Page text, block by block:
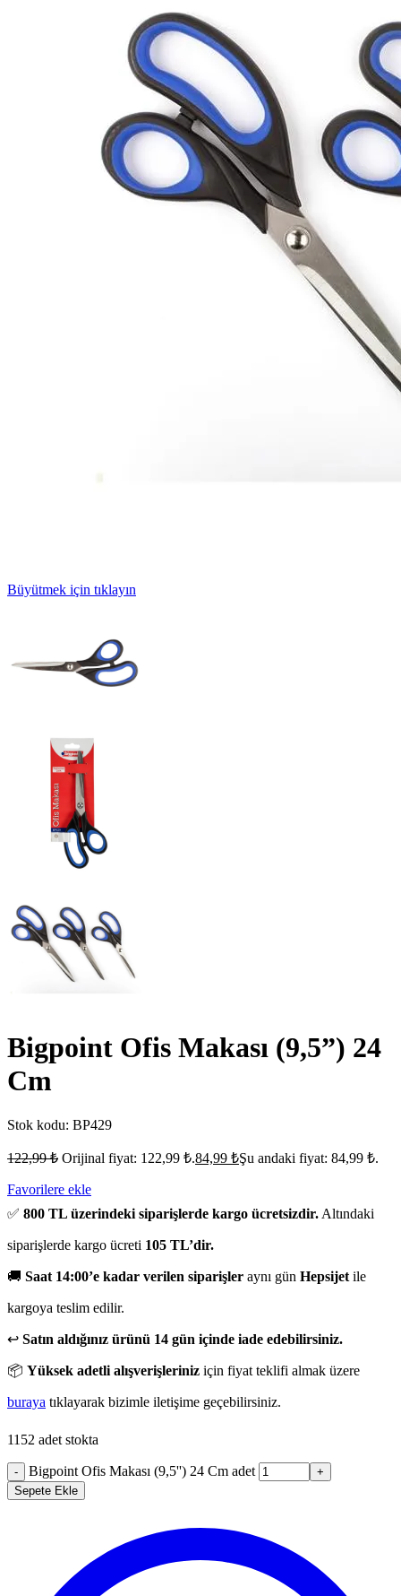
Büyütmek için tıklayın
Bigpoint Ofis Makası (9,5”) 24
Cm
Stok kodu: BP429
122,99₺ Orijinal fiyat: 122,99 ₺.84,99 ₺Şu andaki fiyat: 84,99 ₺.
Favorilere ekle
✅ 800 TL üzerindeki siparişlerde kargo ücretsizdir. Altındaki
siparişlerde kargo ücreti 105 TL’dir.
🚚 Saat 14:00’e kadar verilen siparişler aynı gün Hepsijet ile
kargoya teslim edilir.
↩️ Satın aldığınız ürünü 14 gün içinde iade edebilirsiniz.
📦 Yüksek adetli alışverişleriniz için fiyat teklifi almak üzere
buraya tıklayarak bizimle iletişime geçebilirsiniz.
1152 adet stokta
- Bigpoint Ofis Makası (9,5'') 24 Cm adet
+
Sepete Ekle